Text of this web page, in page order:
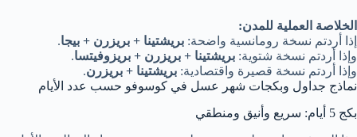
الخلاصة العملية للمدن:
إذا أردتم نسخة رومانسية واضحة: بريشتينا + بريزرن + بيجا.
وإذا أردتم نسخة شتوية: بريشتينا + بريزرن + بريزوفيتسا.
وإذا أردتم نسخة قصيرة واقتصادية: بريشتينا + بريزرن.
نماذج جداول وبكجات شهر عسل في كوسوفو حسب عدد الأيام
بكج 5 أيام: سريع وأنيق ومنطقي